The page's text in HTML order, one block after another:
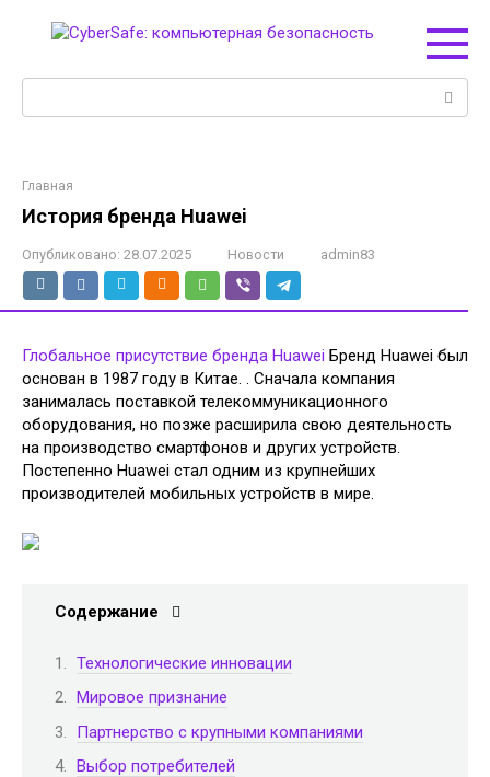
Главная
История бренда Huawei
Опубликовано: 28.07.2025 Новости admin83
Глобальное присутствие бренда Huawei Бренд Huawei был
основан в 1987 году в Китае. . Сначала компания
занималась поставкой телекоммуникационного
оборудования, но позже расширила свою деятельность
на производство смартфонов и других устройств.
Постепенно Huawei стал одним из крупнейших
производителей мобильных устройств в мире.
Содержание
Технологические инновации
Мировое признание
Партнерство с крупными компаниями
Выбор потребителей